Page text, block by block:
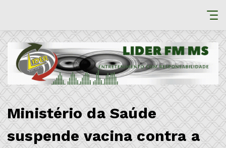
Ministério da Saúde
suspende vacina contra a